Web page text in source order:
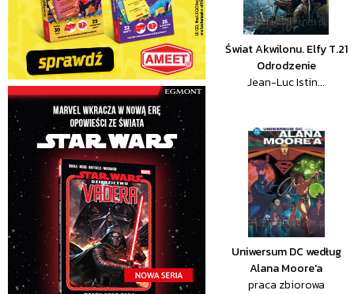
Świat Akwilonu. Elfy T.21
Odrodzenie
Jean-Luc Istin...
Uniwersum DC według
Alana Moore'a
praca zbiorowa